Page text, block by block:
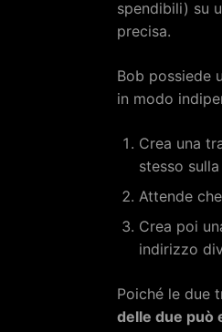
spendibili) su
precisa.
Bob possiede
in modo
Crea una
stesso
Attende che
Crea poi
indirizzo
Poiché le due
delle due può